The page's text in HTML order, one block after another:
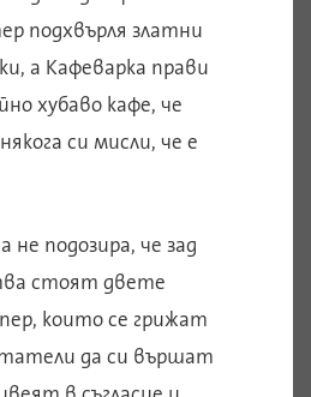
подхвърля златни
а Кафеварка прави
хубаво кафе, че
си мисли, че е
не подозира, че зад
стоят двете
които се грижат
да си вършат